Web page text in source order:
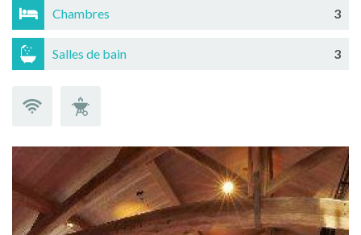
Chambres 3
Salles de bain 3